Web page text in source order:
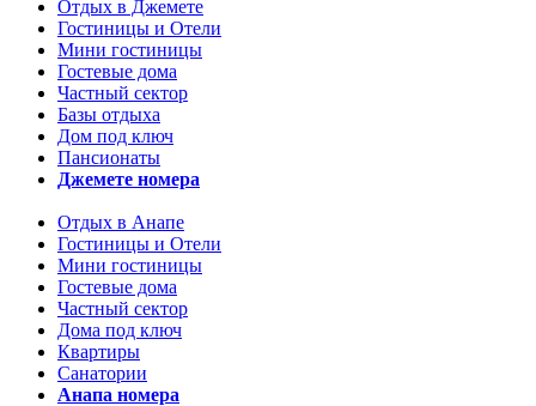
Отдых в Джемете
Гостиницы и Отели
Мини гостиницы
Гостевые дома
Частный сектор
Базы отдыха
Дом под ключ
Пансионаты
Джемете номера
Отдых в Анапе
Гостиницы и Отели
Мини гостиницы
Гостевые дома
Частный сектор
Дома под ключ
Квартиры
Санатории
Анапа номера